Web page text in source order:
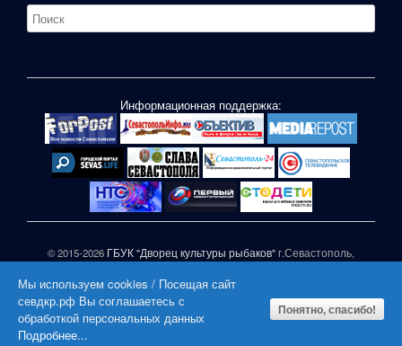
Информационная поддержка:
© 2015-2026 ГБУК "Дворец культуры рыбаков"г.Севастополь,
При частичном или полном копировании материалов сайта
активная гиперссылка на СЕВДКР.РФ обязательна |
|
Мы используем cookies / Посещая сайт
севдкр.рф Вы соглашаетесь с
обработкой персональных данных
Подробнее...
Понятно, спасибо!